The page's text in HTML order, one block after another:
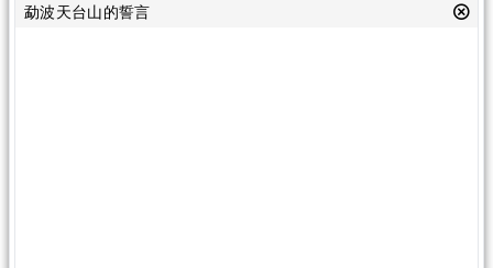
勐波天台山的誓言